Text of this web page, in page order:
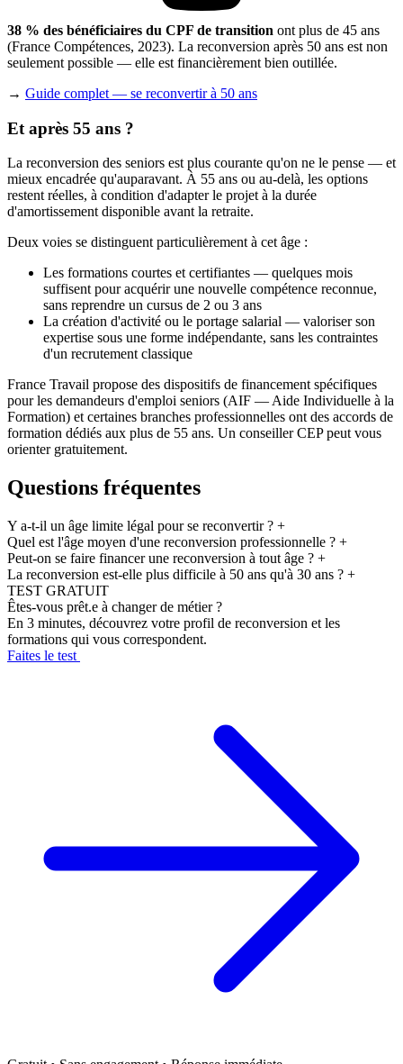
38 % des bénéficiaires du CPF de transition ont plus de 45 ans
(France Compétences, 2023). La reconversion après 50 ans est non
seulement possible — elle est financièrement bien outillée.
→ Guide complet — se reconvertir à 50 ans
Et après 55 ans ?
La reconversion des seniors est plus courante qu'on ne le pense — et
mieux encadrée qu'auparavant. À 55 ans ou au-delà, les options
restent réelles, à condition d'adapter le projet à la durée
d'amortissement disponible avant la retraite.
Deux voies se distinguent particulièrement à cet âge :
Les formations courtes et certifiantes — quelques mois
suffisent pour acquérir une nouvelle compétence reconnue,
sans reprendre un cursus de 2 ou 3 ans
La création d'activité ou le portage salarial — valoriser son
expertise sous une forme indépendante, sans les contraintes
d'un recrutement classique
France Travail propose des dispositifs de financement spécifiques
pour les demandeurs d'emploi seniors (AIF — Aide Individuelle à la
Formation) et certaines branches professionnelles ont des accords de
formation dédiés aux plus de 55 ans. Un conseiller CEP peut vous
orienter gratuitement.
Questions fréquentes
Y a-t-il un âge limite légal pour se reconvertir ? +
Quel est l'âge moyen d'une reconversion professionnelle ? +
Peut-on se faire financer une reconversion à tout âge ? +
La reconversion est-elle plus difficile à 50 ans qu'à 30 ans ? +
TEST GRATUIT
Êtes-vous prêt.e à changer de métier ?
En 3 minutes, découvrez votre profil de reconversion et les
formations qui vous correspondent.
Faites le test